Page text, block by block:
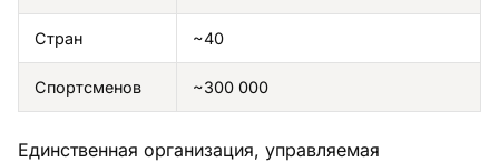
Стран ~40
Спортсменов ~300 000
Единственная организация, управляемая